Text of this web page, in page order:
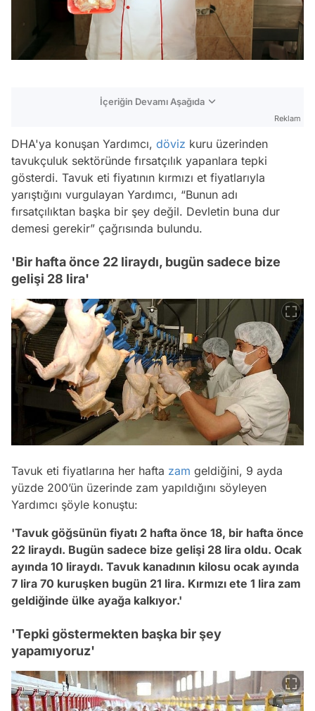
İçeriğin Devamı Aşağıda
Reklam
DHA'ya konuşan Yardımcı, döviz kuru üzerinden
tavukçuluk sektöründe fırsatçılık yapanlara tepki
gösterdi. Tavuk eti fiyatının kırmızı et fiyatlarıyla
yarıştığını vurgulayan Yardımcı, “Bunun adı
fırsatçılıktan başka bir şey değil. Devletin buna dur
demesi gerekir” çağrısında bulundu.
'Bir hafta önce 22 liraydı, bugün sadece bize
gelişi 28 lira'
Tavuk eti fiyatlarına her hafta zam geldiğini, 9 ayda
yüzde 200’ün üzerinde zam yapıldığını söyleyen
Yardımcı şöyle konuştu:
'Tavuk göğsünün fiyatı 2 hafta önce 18, bir hafta önce
22 liraydı. Bugün sadece bize gelişi 28 lira oldu. Ocak
ayında 10 liraydı. Tavuk kanadının kilosu ocak ayında
7 lira 70 kuruşken bugün 21 lira. Kırmızı ete 1 lira zam
geldiğinde ülke ayağa kalkıyor.'
'Tepki göstermekten başka bir şey
yapamıyoruz'